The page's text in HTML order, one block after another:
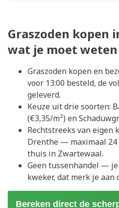
Graszoden kopen
wat je moet weten
Graszoden kopen en
voor 13:00 besteld, de
geleverd.
Keuze uit drie soorten:
(€3,35/m²) en
Rechtstreeks van eigen
Drenthe — maximaal
thuis in Zwartewaal.
Geen tussenhandel —
kweker, dat merk je aan
Bereken direct de